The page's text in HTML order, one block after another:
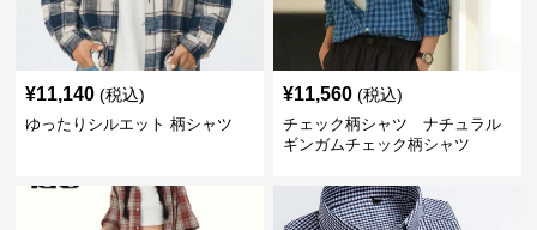
¥11,140 (税込)
ゆったりシルエット 柄シャツ
¥11,560 (税込)
チェック柄シャツ ナチュラル
ギンガムチェック柄シャツ